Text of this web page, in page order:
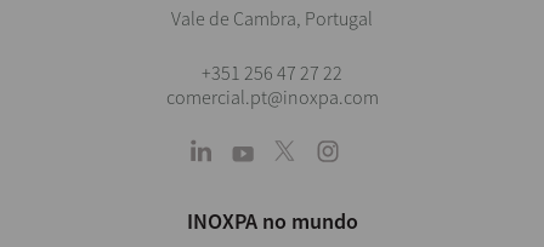
Vale de Cambra, Portugal
+351 256 47 27 22
comercial.pt@inoxpa.com
INOXPA no mundo